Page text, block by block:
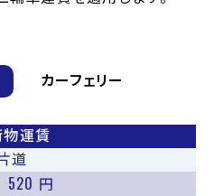
カーフェリー
物運賃
道
520 円